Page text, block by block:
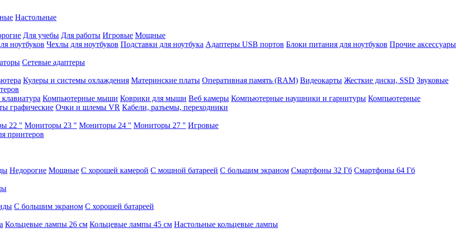
Настольные
Для учебы Для работы Игровые Мощные
ноутбуков Чехлы для ноутбуков Подставки для ноутбука Адаптеры USB портов Блоки питания для ноутбуков Прочие аксессуары
Сетевые адаптеры
Кулеры и системы охлаждения Материнские платы Оперативная память (RAM) Видеокарты Жесткие диски, SSD Звуковые
Компьютерные мыши Коврики для мыши Веб камеры Компьютерные наушники и гарнитуры Компьютерные
графические Очки и шлемы VR Кабели, разъемы, переходники
22 " Мониторы 23 " Мониторы 24 " Мониторы 27 " Игровые
принтеров
Недорогие Мощные С хорошей камерой С мощной батареей С большим экраном Смартфоны 32 Гб Смартфоны 64 Гб
С большим экраном С хорошей батареей
Кольцевые лампы 26 см Кольцевые лампы 45 см Настольные кольцевые лампы